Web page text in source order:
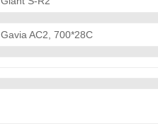
Gavia AC2, 700*28C